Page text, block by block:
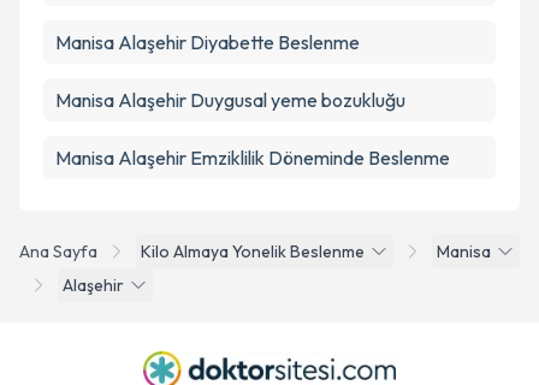
Ana Sayfa Kilo Almaya Yonelik Beslenme
Manisa
Alaşehir
Manisa Alaşehir Diyabette Beslenme
Manisa Alaşehir Duygusal yeme bozukluğu
Manisa Alaşehir Emziklilik Döneminde Beslenme